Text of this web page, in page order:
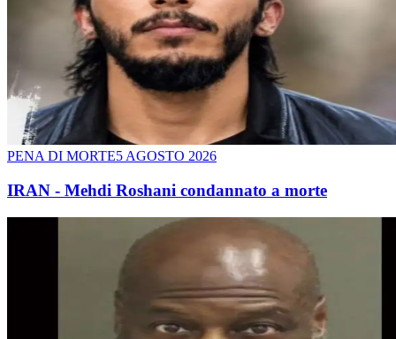
PENA DI MORTE5 AGOSTO 2026
IRAN - Mehdi Roshani condannato a morte